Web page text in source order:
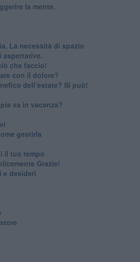
la mente.
La necessità di spazio
aspettative.
che faccio!
con il dolore?
dell’estate? Si può!
va in vacanza?
gestirla
il tuo tempo
Grazie!
e desideri